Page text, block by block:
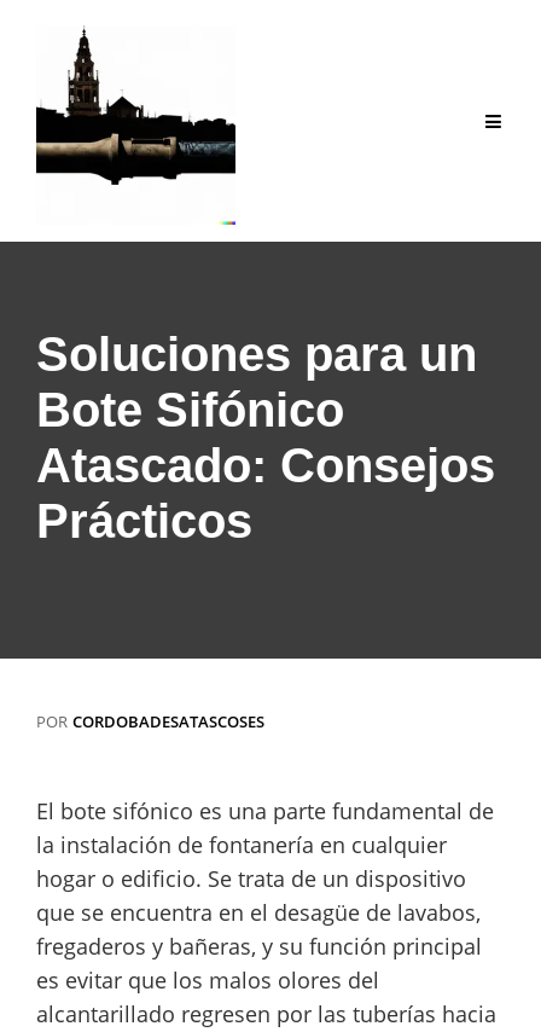
contenido
Soluciones para un
Bote Sifónico
Atascado: Consejos
Prácticos
POR CORDOBADESATASCOSES
El bote sifónico es una parte fundamental de
la instalación de fontanería en cualquier
hogar o edificio. Se trata de un dispositivo
que se encuentra en el desagüe de lavabos,
fregaderos y bañeras, y su función principal
es evitar que los malos olores del
alcantarillado regresen por las tuberías hacia